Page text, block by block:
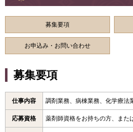
募集要項
お申込み・お問い合わせ
募集要項
仕事内容 調剤業務、病棟業務、化学療法
応募資格 薬剤師資格をお持ちの方、また